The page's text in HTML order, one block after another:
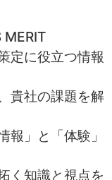
MERIT
定に役立つ情報
貴社の課題を解
報」と「体験」
く知識と視点を